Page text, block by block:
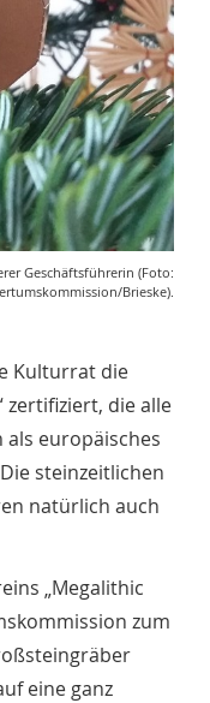
Geschäftsführerin (Foto:
Brieske).
Kulturrat die
zertifiziert, die alle
europäisches
steinzeitlichen
natürlich auch
„Megalithic
zum
eine ganz